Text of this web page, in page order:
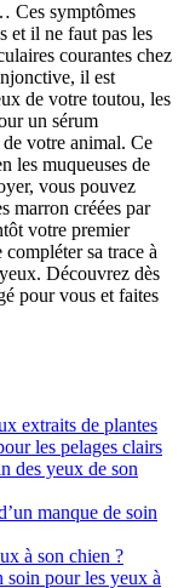
Ces symptômes
et il ne faut pas les
courantes chez
il est
de votre toutou, les
un sérum
votre animal. Ce
les muqueuses de
vous pouvez
marron créées par
votre premier
sa trace à
Découvrez dès
pour vous et faites
extraits de plantes
les pelages clairs
des yeux de son
manque de soin
à son chien ?
pour les yeux à